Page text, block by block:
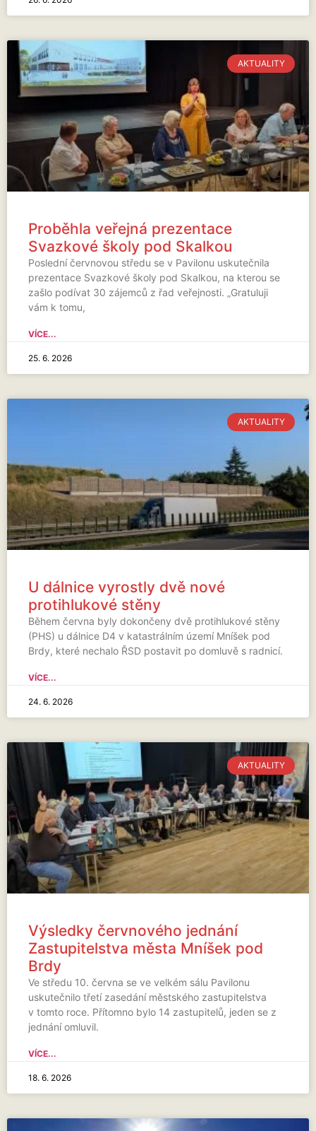
AKTUALITY
Proběhla veřejná prezentace
Svazkové školy pod Skalkou
Poslední červnovou středu se v Pavilonu uskutečnila
prezentace Svazkové školy pod Skalkou, na kterou se
zašlo podívat 30 zájemců z řad veřejnosti. „Gratuluji
vám k tomu,
VÍCE...
25. 6. 2026
AKTUALITY
U dálnice vyrostly dvě nové
protihlukové stěny
Během června byly dokončeny dvě protihlukové stěny
(PHS) u dálnice D4 v katastrálním území Mníšek pod
Brdy, které nechalo ŘSD postavit po domluvě s radnicí.
VÍCE...
24. 6. 2026
AKTUALITY
Výsledky červnového jednání
Zastupitelstva města Mníšek pod
Brdy
Ve středu 10. června se ve velkém sálu Pavilonu
uskutečnilo třetí zasedání městského zastupitelstva
v tomto roce. Přítomno bylo 14 zastupitelů, jeden se z
jednání omluvil.
VÍCE...
18. 6. 2026